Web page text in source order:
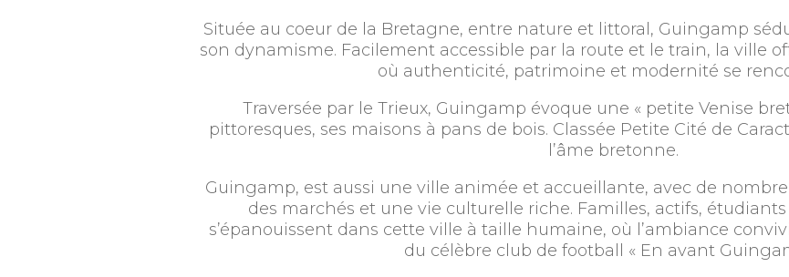
Située au coeur de la Bretagne, entre nature et littoral, Guingamp
son dynamisme. Facilement accessible par la route et le train, la ville
où authenticité, patrimoine et modernité se
Traversée par le Trieux, Guingamp évoque une « petite Venise
pittoresques, ses maisons à pans de bois. Classée Petite Cité de
l’âme bretonne.
Guingamp, est aussi une ville animée et accueillante, avec de
des marchés et une vie culturelle riche. Familles, actifs,
s’épanouissent dans cette ville à taille humaine, où l’ambiance
du célèbre club de football « En avant